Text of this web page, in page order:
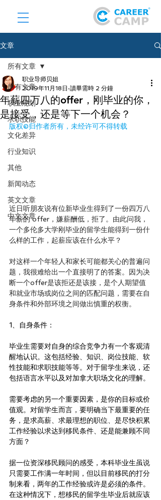
文章
所有文章
职业规划
求职技能
文化差异
行业知识
其他
新闻动态
英文文章
中文文章
所有文章
年薪四万八的offer，刚毕业的你，
是接受，还是等下一个机会？
职业导师贝姐
2019年11月18日 讀畢需時 2 分鐘
版权©️归作者所有，未经许可不得转载
近日听朋友说有位新毕业生得到了一份四万八
年薪的 offer，嫌薪酬低，拒了。由此问我，
一个多伦多大学刚毕业的留学生能得到一份什
么样的工作，起薪应该在什么水平？
对这样一个年轻人和家长可能都关心的普遍问
题，我很难给出一个直接明了的答案。因为决
断一个offer是该拒还是该接，是个人期望值
和就业市场或岗位之间的匹配问题，需要在自
身条件和外部环境之间做出慎重的权衡。
1、自身条件：
毕业生需要对自身的综合竞争力有一个客观清
醒地认识。这包括经验、知识、岗位技能、软
性技能和求职技能等等。对于留学生来说，还
包括语言水平以及对加拿大职场文化的理解。
需要考虑的另一个重要因素，是你的目标或价
值观。对留学生而言，要明确当下最重要的任
务，是求高薪、求最理想的职位、是尽快积累
工作经验以求达到移民条件、还是能兼顾不同
方面？
据一位资深移民顾问的感受，本科毕业生虽说
只需要工作满一年时间，但以目前移民的打分
制来看，两年的工作经验或许是必须的条件。
在这种情况下，想移民的留学生毕业后就应该